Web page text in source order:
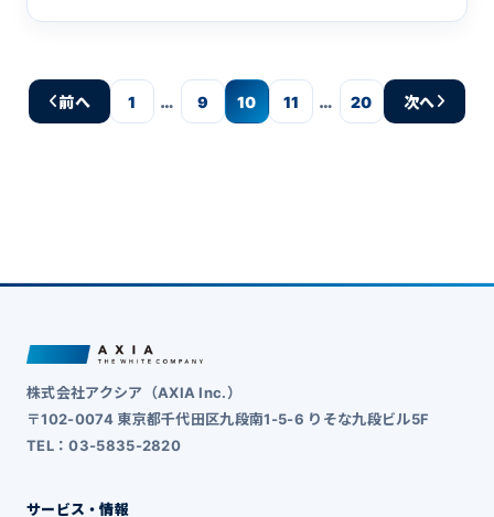
前へ 1 … 9 10 11 … 20 次へ
株式会社アクシア（AXIA Inc.）
〒102-0074 東京都千代田区九段南1-5-6 りそな九段ビル5F
TEL：03-5835-2820
サービス・情報